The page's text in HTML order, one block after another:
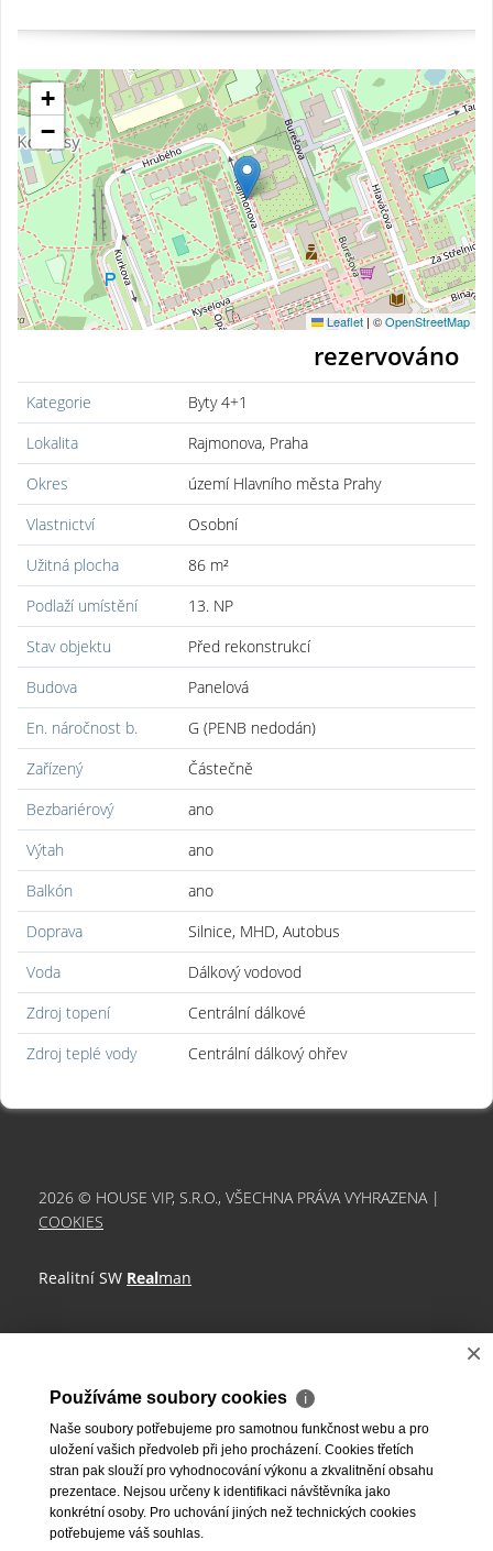
+
−
Leaflet | ©OpenStreetMap
rezervováno
Kategorie
Byty 4+1
Lokalita
Rajmonova, Praha
Okres
území Hlavního města Prahy
Vlastnictví
Osobní
Užitná plocha
86 m²
Podlaží umístění
13. NP
Stav objektu
Před rekonstrukcí
Budova
Panelová
En. náročnost b.
G (PENB nedodán)
Zařízený
Částečně
Bezbariérový
ano
Výtah
ano
Balkón
ano
Doprava
Silnice, MHD, Autobus
Voda
Dálkový vodovod
Zdroj topení
Centrální dálkové
Zdroj teplé vody
Centrální dálkový ohřev
2026 © HOUSE VIP, S.R.O., VŠECHNA PRÁVA VYHRAZENA |
COOKIES
Realitní SW Realman
×
Používáme soubory cookies ℹ
Naše soubory potřebujeme pro samotnou funkčnost webu a pro
uložení vašich předvoleb při jeho procházení. Cookies třetích
stran pak slouží pro vyhodnocování výkonu a zkvalitnění obsahu
prezentace. Nejsou určeny k identifikaci návštěvníka jako
konkrétní osoby. Pro uchování jiných než technických cookies
potřebujeme váš souhlas.